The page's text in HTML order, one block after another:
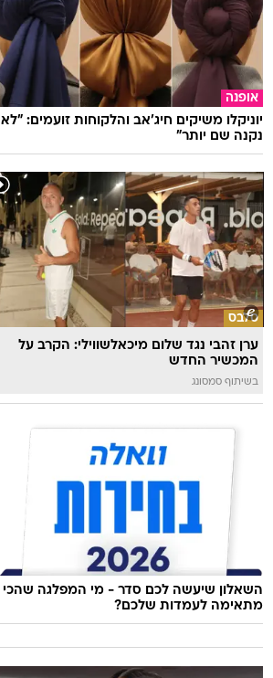
אופנה
יוניקלו משיקים חיג'אב והלקוחות זועמים: "לא
נקנה שם יותר"
סלבס
ערן זהבי נגד שלום מיכאלשווילי: הקרב על
המכשיר החדש
בשיתוף סמסונג
השאלון שיעשה לכם סדר - מי המפלגה שהכי
מתאימה לעמדות שלכם?